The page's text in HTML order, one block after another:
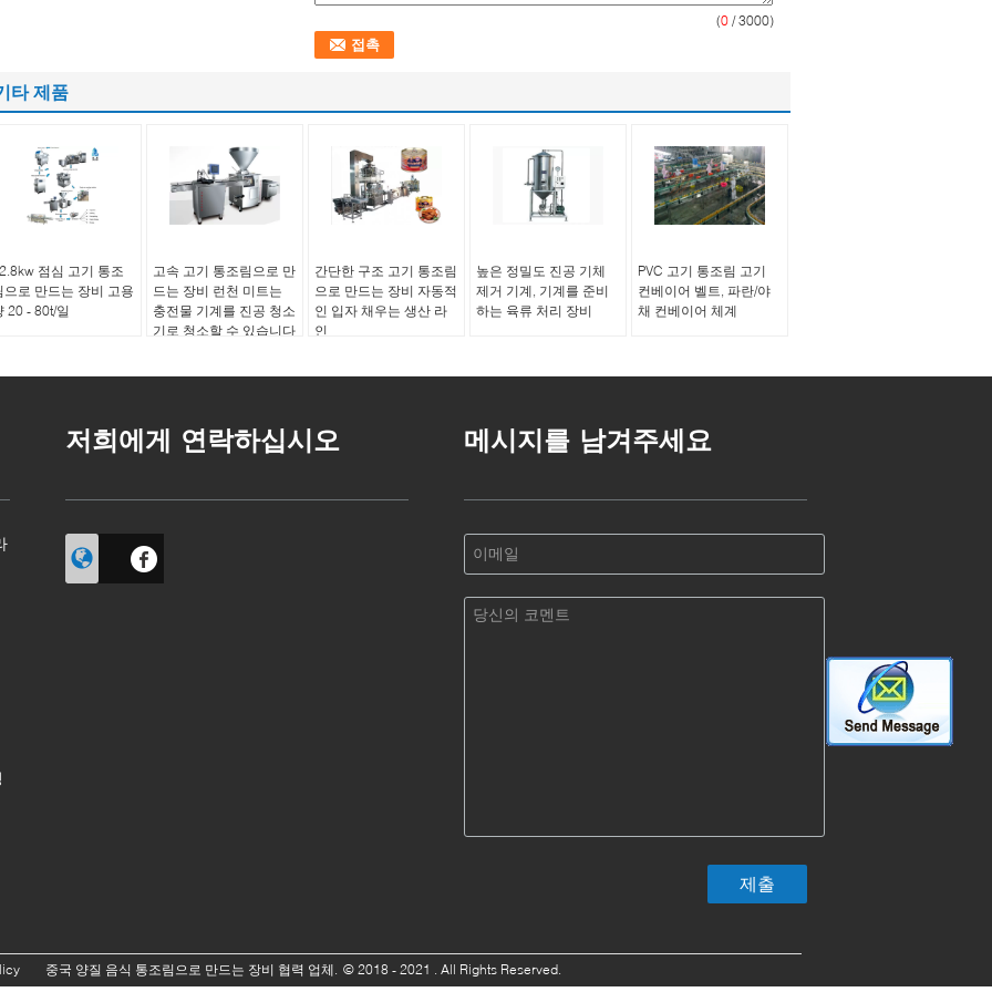
(0 / 3000)
타 제품
점심 고기 통조
으로 만드는 장비 고용
20 - 80t/일
고속 고기 통조림으로 만
드는 장비 런천 미트는
충전물 기계를 진공 청소
기로 청소할 수 있습니다
간단한 구조 고기 통조림
으로 만드는 장비 자동적
인 입자 채우는 생산 라
인
높은 정밀도 진공 기체
제거 기계, 기계를 준비
하는 육류 처리 장비
PVC 고기 통조림 고기
컨베이어 벨트, 파란/야
채 컨베이어 체계
저희에게 연락하십시오 메시지를 남겨주세요
중국 양질 음식 통조림으로 만드는 장비 협력 업체. © 2018 - 2021 . All Rights Reserved.